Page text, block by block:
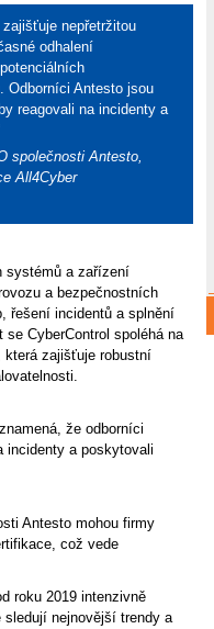
zajišťuje ne­pře­tr­ži­tou
odhalení
Odborníci Antesto jsou
reagovali na incidenty a
společnosti Antesto,
All4Cyber
systémů a zařízení
a bezpečnostních
řešení incidentů a splnění
CyberControl spoléhá na
která zajišťuje robustní
že odborníci
incidenty a poskytovali
Antesto mohou firmy
což vede
roku 2019 intenzivně
nejnovější trendy a